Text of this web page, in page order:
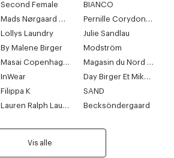
Second Female
BIANCO
Mads Nørgaard Copenhagen
Pernille Corydon Jewellery
Lollys Laundry
Julie Sandlau
By Malene Birger
Modström
Masai Copenhagen
Magasin du Nord Collection
InWear
Day Birger Et Mikkelsen
Filippa K
SAND
Lauren Ralph Lauren Becksöndergaard
Vis alle